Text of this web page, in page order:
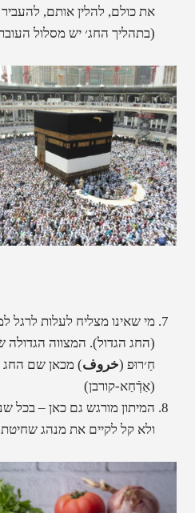
את כולם, להלין אותם,
(בתהליך החג׳ יש מסלול העובר ב- 4
(החג הגדול). המצווה הגדולה
חַ׳רוּפ ( خروف) מכאן שם החג
(אַדְֿחַא-קורבן)
המיתון מורגש גם כאן – בכל
ולא קל לקיים את מנהג שחיטת